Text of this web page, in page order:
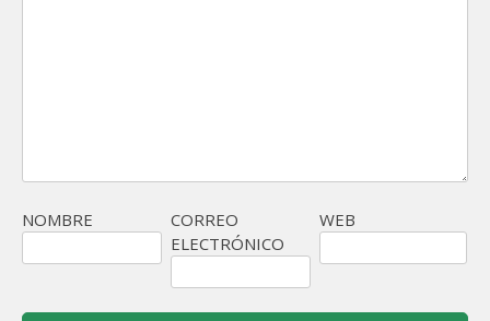
NOMBRE
CORREO
ELECTRÓNICO
WEB